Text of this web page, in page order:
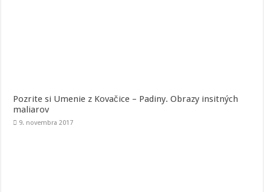
Pozrite si Umenie z Kovačice – Padiny. Obrazy insitných
maliarov
9. novembra 2017